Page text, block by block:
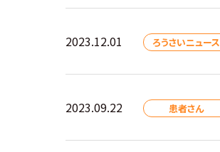
2023.12.01 ろうさいニュース
2023.09.22 患者さん